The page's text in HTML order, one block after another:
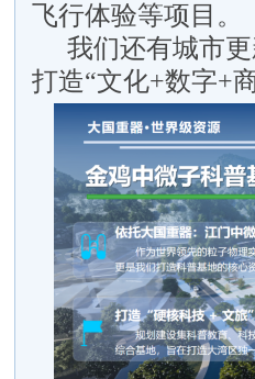
飞行体验等项目。
我们还有城市
打造“文化+数字+